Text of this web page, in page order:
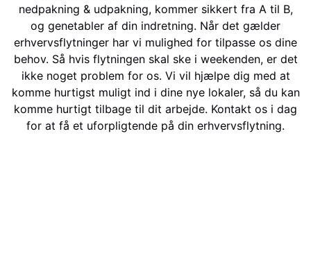
nedpakning & udpakning, kommer sikkert fra A til B,
og genetabler af din indretning. Når det gælder
erhvervsflytninger har vi mulighed for tilpasse os dine
behov. Så hvis flytningen skal ske i weekenden, er det
ikke noget problem for os. Vi vil hjælpe dig med at
komme hurtigst muligt ind i dine nye lokaler, så du kan
komme hurtigt tilbage til dit arbejde. Kontakt os i dag
for at få et uforpligtende på din erhvervsflytning.